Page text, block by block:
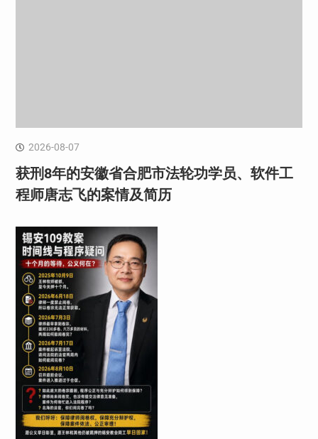
2026-08-07
获刑8年的安徽省合肥市法轮功学员、软件工
程师唐志飞的案情及简历